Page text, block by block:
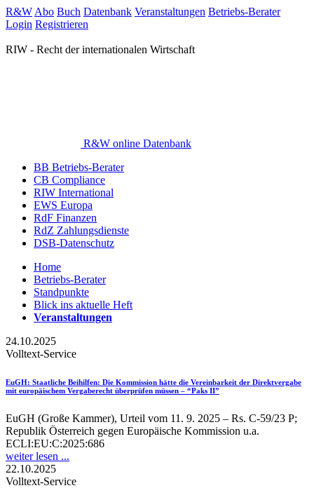
R&W Abo Buch Datenbank Veranstaltungen Betriebs-Berater
Login Registrieren
RIW - Recht der internationalen Wirtschaft
R&W online Datenbank
BB Betriebs-Berater
CB Compliance
RIW International
EWS Europa
RdF Finanzen
RdZ Zahlungsdienste
DSB-Datenschutz
Home
Betriebs-Berater
Standpunkte
Blick ins aktuelle Heft
Veranstaltungen
24.10.2025
Volltext-Service
EuGH: Staatliche Beihilfen: Die Kommission hätte die Vereinbarkeit der Direktvergabe
mit europäischem Vergaberecht überprüfen müssen – “Paks II”
EuGH (Große Kammer), Urteil vom 11. 9. 2025 – Rs. C-59/23 P;
Republik Österreich gegen Europäische Kommission u.a.
ECLI:EU:C:2025:686
weiter lesen ...
22.10.2025
Volltext-Service